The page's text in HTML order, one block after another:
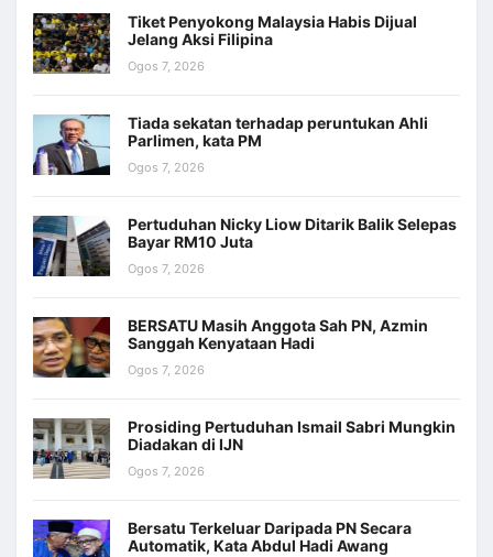
Tiket Penyokong Malaysia Habis Dijual
Jelang Aksi Filipina
Ogos 7, 2026
Tiada sekatan terhadap peruntukan Ahli
Parlimen, kata PM
Ogos 7, 2026
Pertuduhan Nicky Liow Ditarik Balik Selepas
Bayar RM10 Juta
Ogos 7, 2026
BERSATU Masih Anggota Sah PN, Azmin
Sanggah Kenyataan Hadi
Ogos 7, 2026
Prosiding Pertuduhan Ismail Sabri Mungkin
Diadakan di IJN
Ogos 7, 2026
Bersatu Terkeluar Daripada PN Secara
Automatik, Kata Abdul Hadi Awang